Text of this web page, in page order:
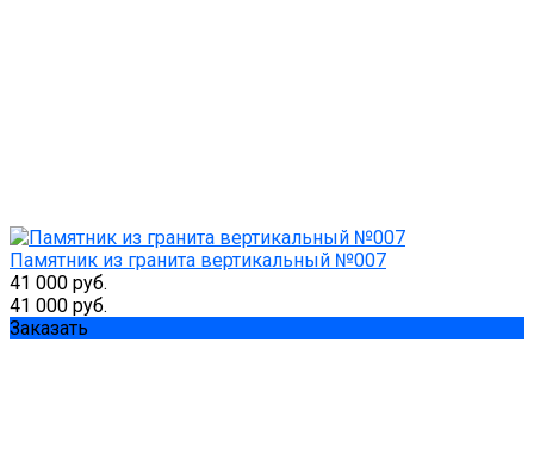
Памятник из гранита вертикальный №007
41 000 руб.
41 000 руб.
Заказать